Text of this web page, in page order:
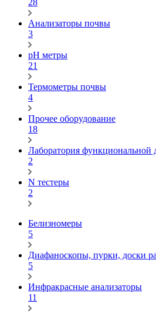
28
Анализаторы почвы
3
pH метры
21
Термометры почвы
4
Прочее оборудование
18
Лаборатория функциональной
2
N тестеры
2
Белизномеры
5
Диафаноскопы, пурки, доски
5
Инфракрасные анализаторы
11